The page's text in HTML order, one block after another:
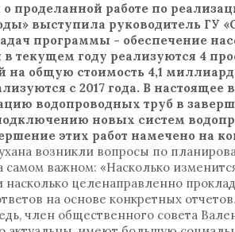
проделанной работе по
выступила руководитель ГУ
программы - обеспечение
текущем году реализуются 4
на общую стоимость 4,1
с 2017 года. В
водопроводных труб в
новых систем
этих работ намечено на
возникли вопросы по
важном: «Насколько
насколько целенаправленно
на основе конкретных отчетов.
член общественного совета